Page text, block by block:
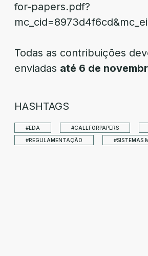
for-papers.pdf?
Todas as contribuições
enviadas até 6 de
HASHTAGS
#EDA #CALLFORPAPERS
#REGULAMENTAÇÃO
#SISTEMAS